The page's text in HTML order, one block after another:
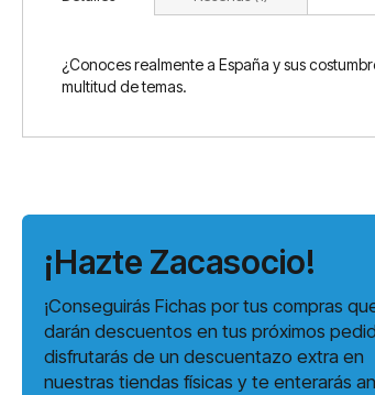
¿Conoces realmente a España y sus
multitud de temas.
¡Hazte Zacasocio!
¡Conseguirás Fichas por tus compras
darán descuentos en tus próximos
disfrutarás de un descuentazo extra en
nuestras tiendas físicas y te enterarás